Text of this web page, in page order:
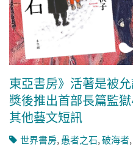
東亞書房》活著是被
獎後推出首部長篇監
其他藝文短訊
世界書房,愚者之石,破海者,